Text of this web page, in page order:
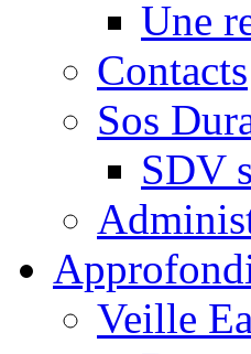
Une
Contacts
Sos
SDV
Veille